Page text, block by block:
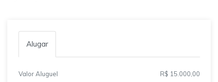
Alugar
Valor Aluguel
R$ 15.000,00